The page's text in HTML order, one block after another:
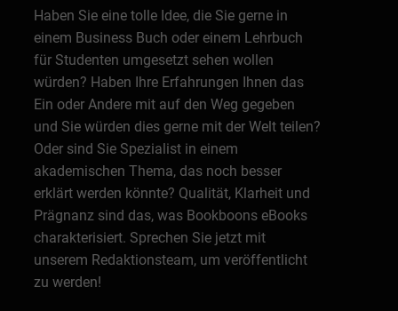
Haben Sie eine tolle Idee, die Sie gerne in
einem Business Buch oder einem Lehrbuch
für Studenten umgesetzt sehen wollen
würden? Haben Ihre Erfahrungen Ihnen das
Ein oder Andere mit auf den Weg gegeben
und Sie würden dies gerne mit der Welt teilen?
Oder sind Sie Spezialist in einem
akademischen Thema, das noch besser
erklärt werden könnte? Qualität, Klarheit und
Prägnanz sind das, was Bookboons eBooks
charakterisiert. Sprechen Sie jetzt mit
unserem Redaktionsteam, um veröffentlicht
zu werden!